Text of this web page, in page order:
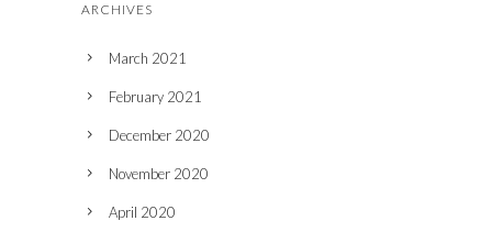
ARCHIVES
March 2021
February 2021
December 2020
November 2020
April 2020